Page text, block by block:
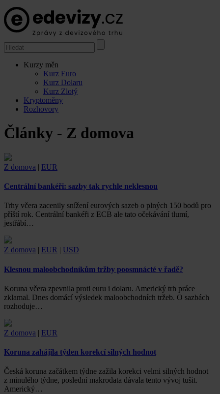
Kurzy měn
Kurz Euro
Kurz Dolaru
Kurz Zlotý
Kryptoměny
Rozhovory
Články - Z domova
Z domova | EUR
Centrální bankéři: sazby tak rychle neklesnou
Trhy včera zacenily snížení eurových sazeb o plných 150 bodů pro
příští rok. Centrální bankéři z ECB ale tato očekávání tlumí,
jestřábí…
Z domova | EUR | USD
Klesnou maloobchodníkům tržby poosmnácté v řadě?
Koruna včera zpevnila proti euru i dolaru. Americký trh práce
zklamal. Dnes domácí výsledek maloobchodních tržeb. O sazbách
rozhoduje…
Z domova | EUR
Koruna zahájila týden korekcí silných hodnot
Česká koruna začátkem týdne zažila korekci velmi silných hodnot
z minulého týdne, poslední makrodata dávala tento vývoj tušit.
Americký…